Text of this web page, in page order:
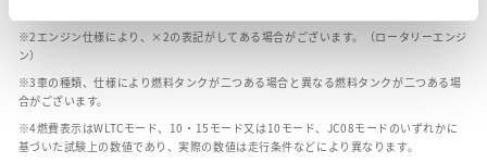
エンジン仕様により、×2の表記がしてある場合がございます。（ロータリーエンジ
ン）
車の種類、仕様により燃料タンクが二つある場合と異なる燃料タンクが二つある場
合がございます。
燃費表示はWLTCモード、10・15モード又は10モード、JC08モードのいずれかに
基づいた試験上の数値であり、実際の数値は走行条件などにより異なります。